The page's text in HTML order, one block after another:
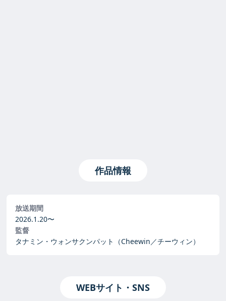
作品情報
放送期間
2026.1.20〜
監督
タナミン・ウォンサクンパット（Cheewin／チーウィン）
WEBサイト・SNS